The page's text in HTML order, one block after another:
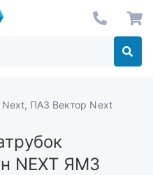
ПАЗ Вектор Next
NEXT ЯМЗ